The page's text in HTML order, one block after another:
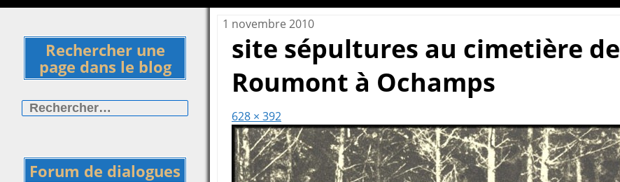
Rechercher une
page dans le blog
Forum de dialogues
1 novembre 2010
site sépultures au cimetière de
Roumont à Ochamps
628 × 392